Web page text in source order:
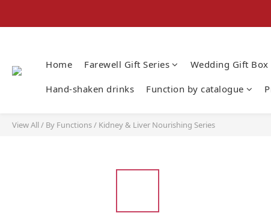
Home Farewell Gift Series Wedding Gift Box
Hand-shaken drinks Function by catalogue
View All/ By Functions/ Kidney & Liver Nourishing Series